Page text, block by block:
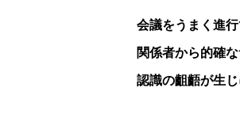
会議をうまく進行
関係者から的確
認識の齟齬が生じ